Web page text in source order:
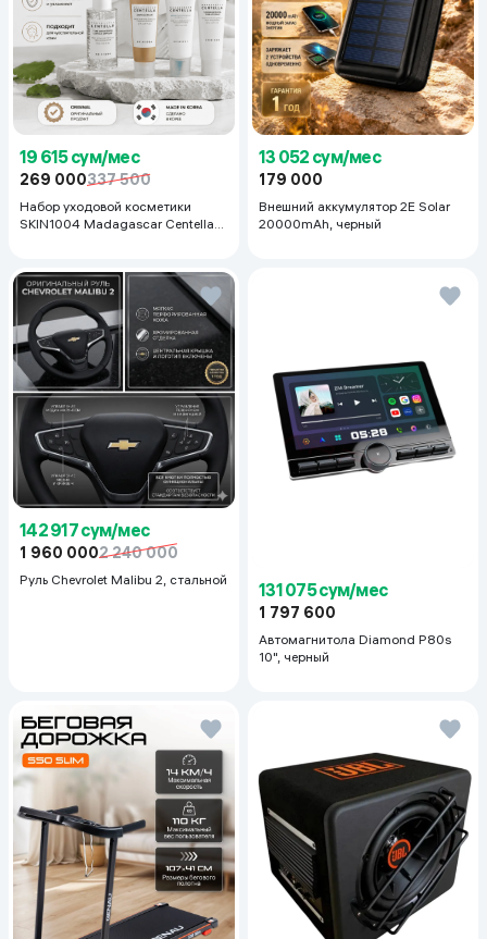
19 615 сум/мес
269 000337 500
Набор уходовой косметики
SKIN1004 Madagascar Centella
13 052 сум/мес
179 000
Внешний аккумулятор 2E Solar
20000mAh, черный
142 917 сум/мес
1 960 0002 240 000
Руль Chevrolet Malibu 2, cтальной
131 075 сум/мес
1 797 600
Автомагнитола Diamond P80s
10", черный